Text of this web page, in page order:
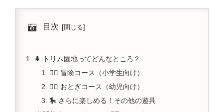
目次
🌲 トリム園地ってどんなところ？
🧗‍♂️ 冒険コース（小学生向け）
🧚‍♀️ おとぎコース（幼児向け）
🎠 さらに楽しめる！その他の遊具